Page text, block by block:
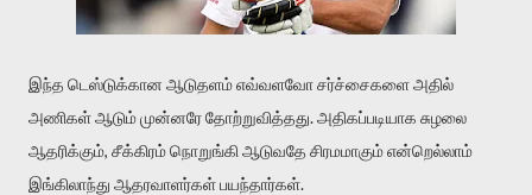
இந்த டெஸ்டுக்கான ஆடுதளம் எவ்வளவோ சர்ச்சைகளை அதில்
அணிகள் ஆடும் முன்னரே தோற்றுவித்தது. அதிகப்படியாக சுழலை
ஆதரிக்கும், சீக்கிரம் நொறுங்கி ஆடுவதே சிரமமாகும் என்றெல்லாம்
இங்கிலாந்து ஆதரவாளர்கள் பயந்தார்கள்.